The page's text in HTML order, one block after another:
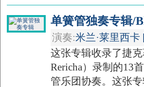
单簧管独奏专辑/
演奏:米兰·莱里西卡
这张专辑收录了捷
Rericha）录制的13
管乐团协奏。这张